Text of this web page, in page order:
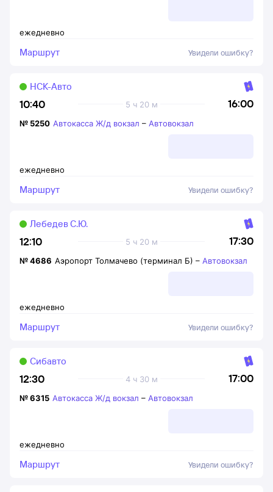
ежедневно
Маршрут Увидели ошибку?
10:40 16:00
5 ч 20 м
НСК-Авто
ежедневно
№ 5250 Автокасса Ж/д вокзал – Автовокзал
Маршрут Увидели ошибку?
12:10 17:30
5 ч 20 м
Лебедев С.Ю.
ежедневно
№4686 Аэропорт Толмачево (терминал Б) – Автовокзал
Маршрут Увидели ошибку?
12:30 17:00
4 ч 30 м
Сибавто
ежедневно
№6315 Автокасса Ж/д вокзал – Автовокзал
Маршрут Увидели ошибку?